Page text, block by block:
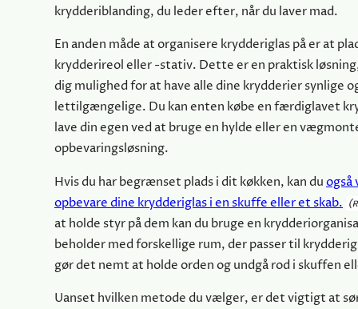
krydderiblanding, du leder efter, når du laver mad.
En anden måde at organisere krydderiglas på er at
krydderireol eller -stativ. Dette er en praktisk
dig mulighed for at have alle dine krydderier synlige
lettilgængelige. Du kan enten købe en færdiglavet
lave din egen ved at bruge en hylde eller en
opbevaringsløsning.
Hvis du har begrænset plads i dit køkken, kan duogså
opbevare dine krydderiglas i en skuffe eller et skab.
at holde styr på dem kan du bruge en
beholder med forskellige rum, der passer til
gør det nemt at holde orden og undgå rod i skuffen
Uanset hvilken metode du vælger, er det vigtigt at